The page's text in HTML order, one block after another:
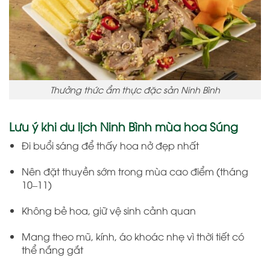
Thưởng thức ẩm thực đặc sản Ninh Bình
Lưu ý khi du lịch Ninh Bình mùa hoa Súng
Đi buổi sáng để thấy hoa nở đẹp nhất
Nên đặt thuyền sớm trong mùa cao điểm (tháng
10–11)
Không bẻ hoa, giữ vệ sinh cảnh quan
Mang theo mũ, kính, áo khoác nhẹ vì thời tiết có
thể nắng gắt